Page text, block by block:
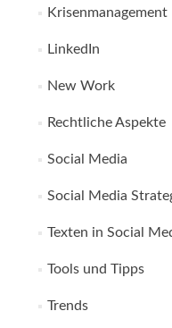
Krisenmanagement
LinkedIn
New Work
Rechtliche Aspekte
Social Media
Social Media
Texten in Social
Tools und Tipps
Trends